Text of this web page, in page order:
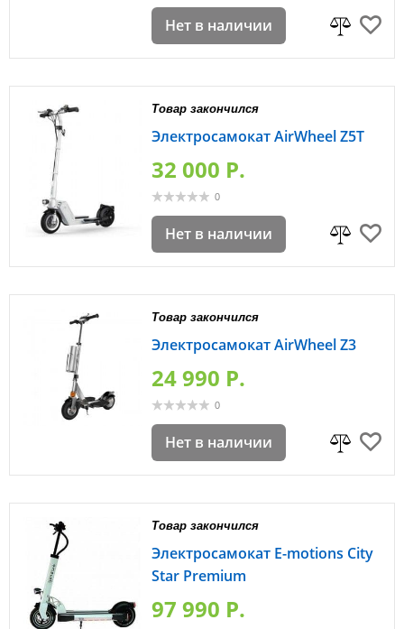
Нет в наличии
Товар закончился
Электросамокат AirWheel Z5T
32 000 P.
0
Нет в наличии
Товар закончился
Электросамокат AirWheel Z3
24 990 P.
0
Нет в наличии
Товар закончился
Электросамокат E-motions City
Star Premium
97 990 P.